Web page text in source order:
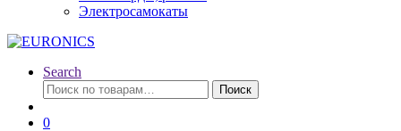
Электросамокаты
Search
Искать:
Поиск
0